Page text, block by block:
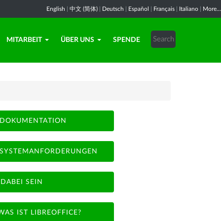
English 中文 (简体) Deutsch Español Français Italiano More...
MITARBEIT ÜBER UNS SPENDE
DOKUMENTATION
SYSTEMANFORDERUNGEN
DABEI SEIN
IST LIBREOFFICE?